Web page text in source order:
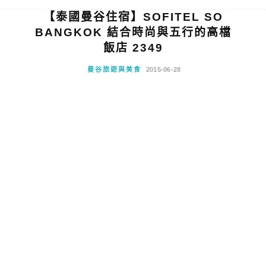
【泰國曼谷住宿】SOFITEL SO
BANGKOK 結合時尚與五行的高檔
飯店 2349
曼谷旅遊與美食 2015-06-28